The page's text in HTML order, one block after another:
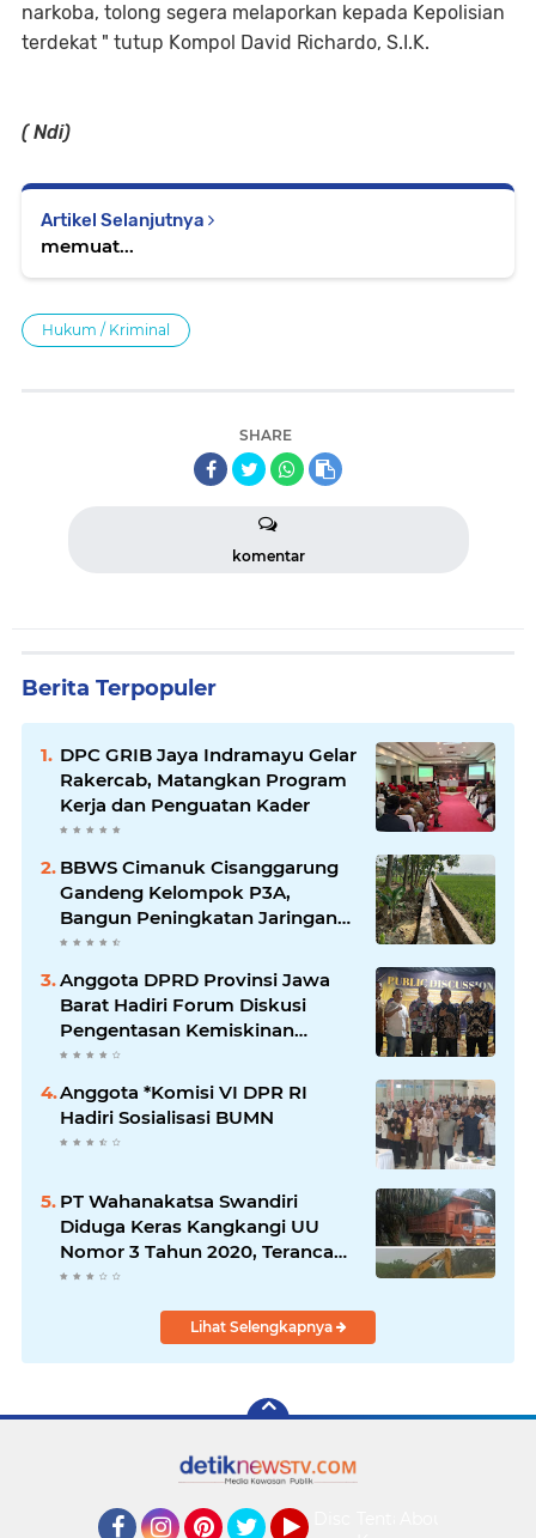
narkoba, tolong segera melaporkan kepada Kepolisian
terdekat " tutup Kompol David Richardo, S.I.K.
( Ndi)
Artikel Selanjutnya
memuat...
Hukum / Kriminal
SHARE
komentar
Berita Terpopuler
DPC GRIB Jaya Indramayu Gelar
Rakercab, Matangkan Program
Kerja dan Penguatan Kader
BBWS Cimanuk Cisanggarung
Gandeng Kelompok P3A,
Bangun Peningkatan Jaringan
Irigasi untuk Dukung
Anggota DPRD Provinsi Jawa
Barat Hadiri Forum Diskusi
Pengentasan Kemiskinan
Bersama LPK Trisakti
Anggota *Komisi VI DPR RI
Hadiri Sosialisasi BUMN
PT Wahanakatsa Swandiri
Diduga Keras Kangkangi UU
Nomor 3 Tahun 2020, Terancam
Pidana Dan Denda
Lihat Selengkapnya